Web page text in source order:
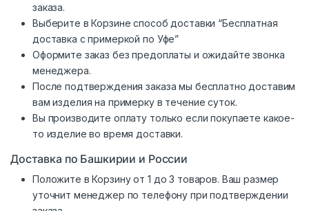
заказа.
Выберите в Корзине способ доставки “Бесплатная
доставка с примеркой по Уфе”
Оформите заказ без предоплаты и ожидайте звонка
менеджера.
После подтверждения заказа мы бесплатно доставим
вам изделия на примерку в течение суток.
Вы производите оплату только если покупаете какое-
то изделие во время доставки.
Доставка по Башкирии и России
Положите в Корзину от 1 до 3 товаров. Ваш размер
уточнит менеджер по телефону при подтверждении